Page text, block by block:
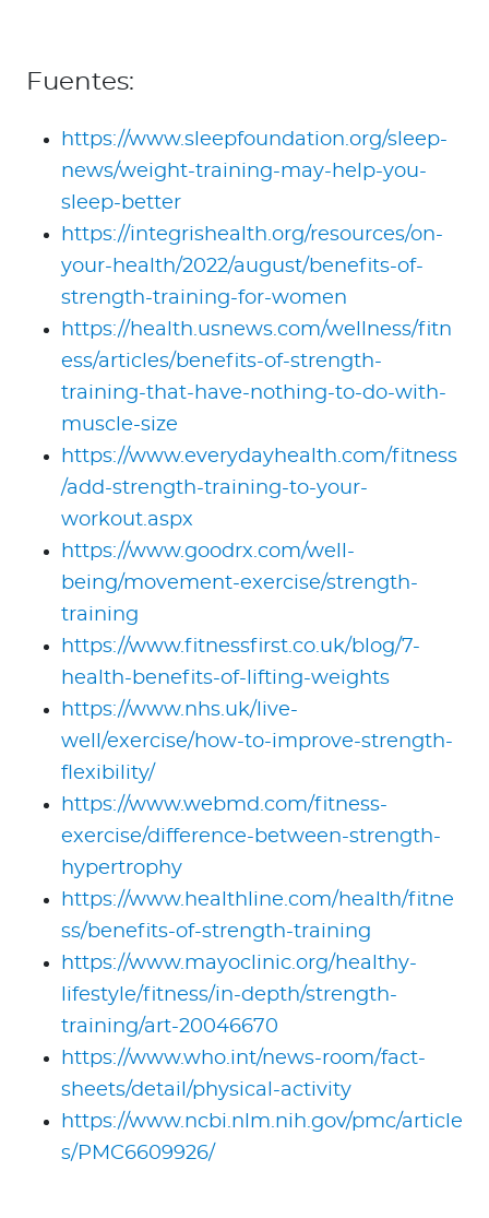
Fuentes:
https://www.sleepfoundation.org/sleep-
news/weight-training-may-help-you-
sleep-better
https://integrishealth.org/resources/on-
your-health/2022/august/benefits-of-
strength-training-for-women
https://health.usnews.com/wellness/fitn
ess/articles/benefits-of-strength-
training-that-have-nothing-to-do-with-
muscle-size
https://www.everydayhealth.com/fitness
/add-strength-training-to-your-
workout.aspx
https://www.goodrx.com/well-
being/movement-exercise/strength-
training
https://www.fitnessfirst.co.uk/blog/7-
health-benefits-of-lifting-weights
https://www.nhs.uk/live-
well/exercise/how-to-improve-strength-
flexibility/
https://www.webmd.com/fitness-
exercise/difference-between-strength-
hypertrophy
https://www.healthline.com/health/fitne
ss/benefits-of-strength-training
https://www.mayoclinic.org/healthy-
lifestyle/fitness/in-depth/strength-
training/art-20046670
https://www.who.int/news-room/fact-
sheets/detail/physical-activity
https://www.ncbi.nlm.nih.gov/pmc/article
s/PMC6609926/